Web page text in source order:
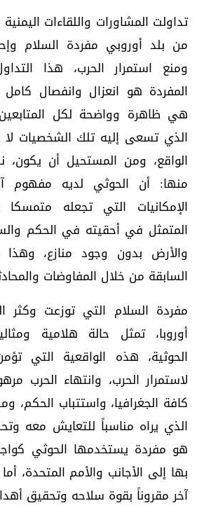
تداولت المشاورات واللقاءات
من بلد أوروبي مفردة السلام
ومنع استمرار الحرب، هذا
المفردة هو انعزال وانفصال
هي ظاهرة وواضحة لكل
الذي تسعى إليه تلك الشخصيات
الواقع، ومن المستحيل أن يكون،
منها: أن الحوثي لديه مفهوم
الإمكانيات التي تجعله
المتمثل في أحقيته في الحكم
والأرض بدون وجود منازع، وهذا
السابقة من خلال المفاوضات
مفردة السلام التي توزعت وكثر
أوروبا، تمثل حالة هلامية
الحوثية، هذه الواقعية التي
لاستمرار الحرب، وانتهاء الحرب
كافة الجغرافيا، واستتباب الحكم،
الذي يراه مناسباً للتعايش معه
هو مفردة يستخدمها الحوثي
بها إلى الأجانب والأمم المتحدة،
آخر مقروناً بقوة سلاحه وتحقيق